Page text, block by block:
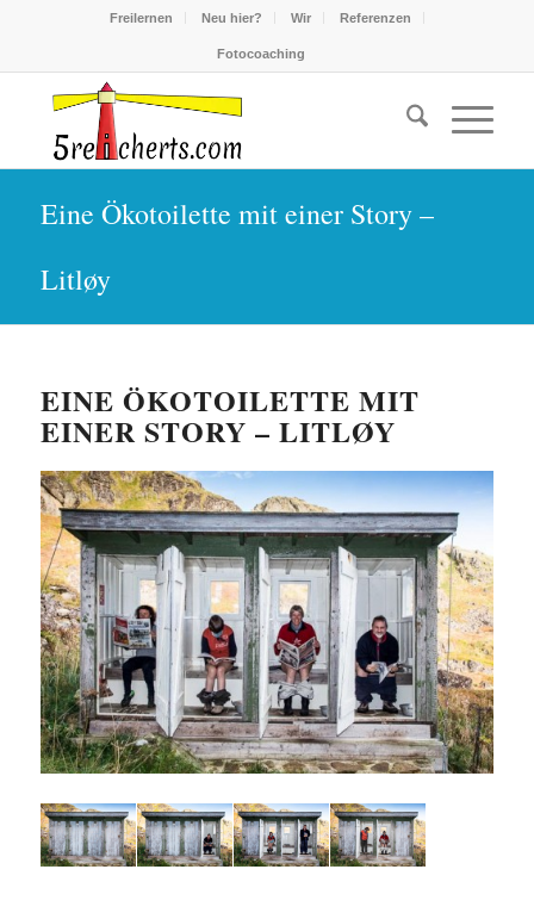
Freilernen Neu hier? Wir Referenzen
Fotocoaching
Eine Ökotoilette mit einer Story –
Litløy
EINE ÖKOTOILETTE MIT
EINER STORY – LITLØY